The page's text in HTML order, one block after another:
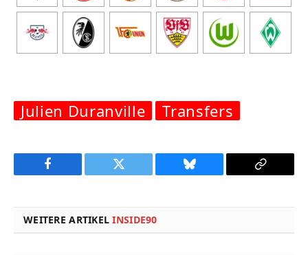
Julien Duranville Transfers
Facebook Twitter Bluesky
Copy
WEITERE ARTIKELINSIDE90